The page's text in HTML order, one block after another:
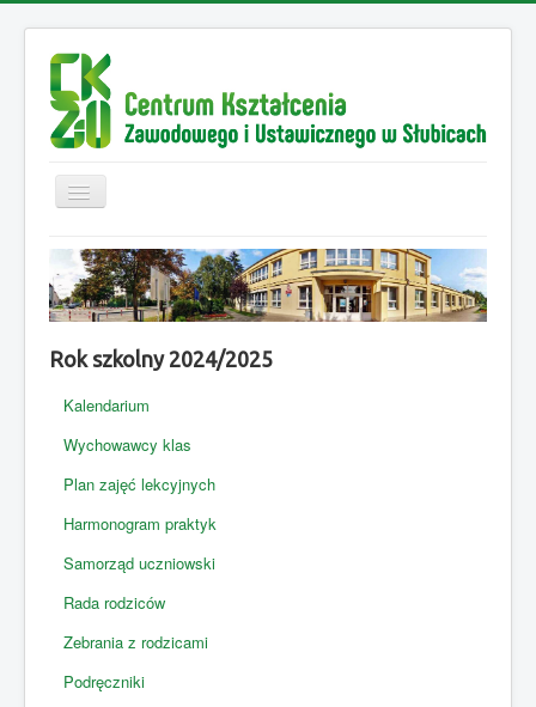
Przełącz
nawigację
Strona główna
Aktualności
Projekt "Lubuskie Szkolnictwo Zawodowe ..."
Projekt "Modernizacja ..."
Kierunki kształcenia
Rekrutacja
Kontakt
Deklaracja dostępności
Rok szkolny 2024/2025
Kalendarium
Wychowawcy klas
Plan zajęć lekcyjnych
Harmonogram praktyk
Samorząd uczniowski
Rada rodziców
Zebrania z rodzicami
Podręczniki